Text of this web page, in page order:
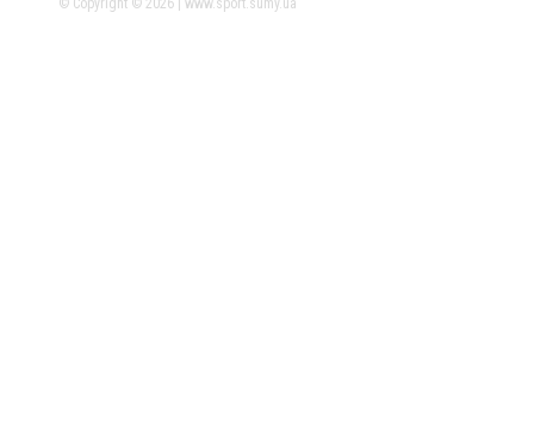
© Copyright © 2026 | www.sport.sumy.ua